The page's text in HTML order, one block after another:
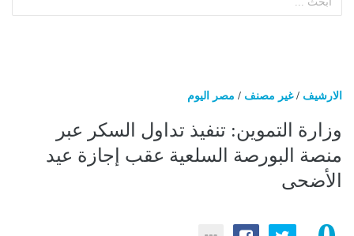
الارشيف /غير مصنف / مصر اليوم
وزارة التموين: تنفيذ تداول السكر عبر
منصة البورصة السلعية عقب إجازة عيد
الأضحى